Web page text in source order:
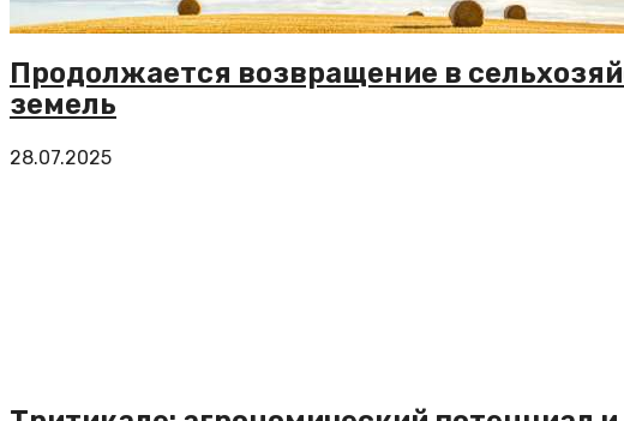
Продолжается возвращение в
земель
28.07.2025